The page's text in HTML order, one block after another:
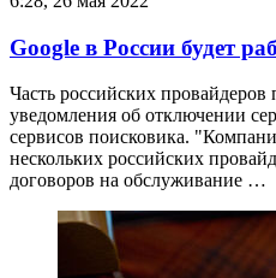
Google в России будет
Часть российских
уведомления об отключении
сервисов поисковика.
нескольких российских
договоров на обслуживание …